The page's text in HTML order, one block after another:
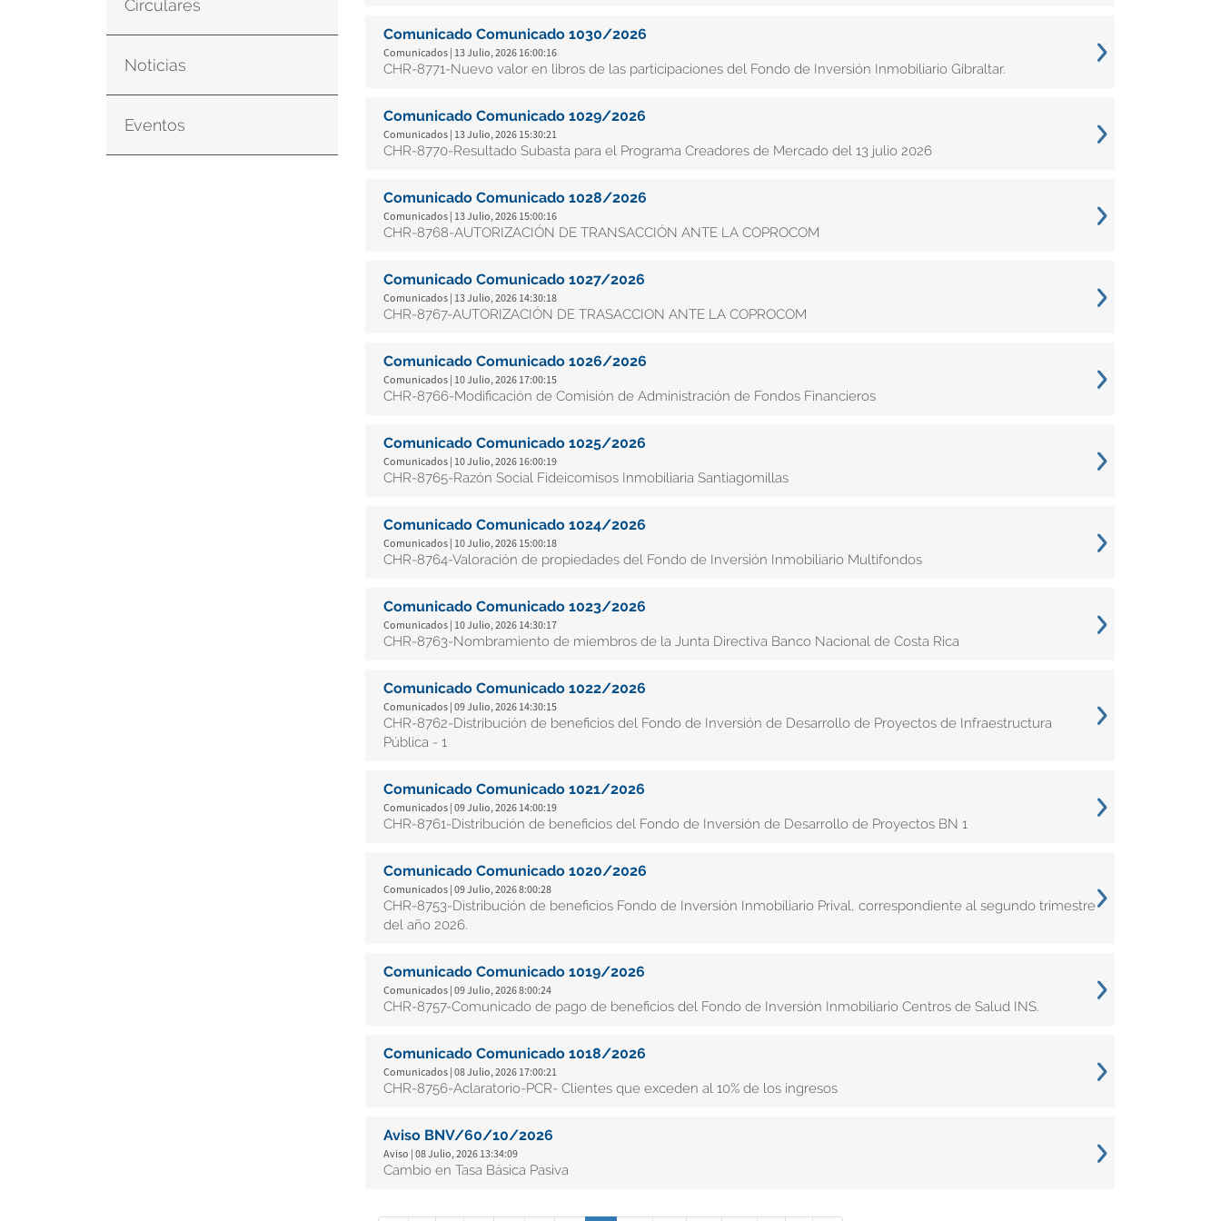
Circulares
Noticias
Eventos
Comunicado Comunicado 1030/2026
Comunicados | 13 Julio, 2026 16:00:16
CHR-8771-Nuevo valor en libros de las participaciones del Fondo de Inversión Inmobiliario Gibraltar.
Comunicado Comunicado 1029/2026
Comunicados | 13 Julio, 2026 15:30:21
CHR-8770-Resultado Subasta para el Programa Creadores de Mercado del 13 julio 2026
Comunicado Comunicado 1028/2026
Comunicados | 13 Julio, 2026 15:00:16
CHR-8768-AUTORIZACIÓN DE TRANSACCIÓN ANTE LA COPROCOM
Comunicado Comunicado 1027/2026
Comunicados | 13 Julio, 2026 14:30:18
CHR-8767-AUTORIZACIÓN DE TRASACCION ANTE LA COPROCOM
Comunicado Comunicado 1026/2026
Comunicados | 10 Julio, 2026 17:00:15
CHR-8766-Modificación de Comisión de Administración de Fondos Financieros
Comunicado Comunicado 1025/2026
Comunicados | 10 Julio, 2026 16:00:19
CHR-8765-Razón Social Fideicomisos Inmobiliaria Santiagomillas
Comunicado Comunicado 1024/2026
Comunicados | 10 Julio, 2026 15:00:18
CHR-8764-Valoración de propiedades del Fondo de Inversión Inmobiliario Multifondos
Comunicado Comunicado 1023/2026
Comunicados | 10 Julio, 2026 14:30:17
CHR-8763-Nombramiento de miembros de la Junta Directiva Banco Nacional de Costa Rica
Comunicado Comunicado 1022/2026
Comunicados | 09 Julio, 2026 14:30:15
CHR-8762-Distribución de beneficios del Fondo de Inversión de Desarrollo de Proyectos de Infraestructura
Pública - 1
Comunicado Comunicado 1021/2026
Comunicados | 09 Julio, 2026 14:00:19
CHR-8761-Distribución de beneficios del Fondo de Inversión de Desarrollo de Proyectos BN 1
Comunicado Comunicado 1020/2026
Comunicados | 09 Julio, 2026 8:00:28
CHR-8753-Distribución de beneficios Fondo de Inversión Inmobiliario Prival, correspondiente al segundo trimestre
del año 2026.
Comunicado Comunicado 1019/2026
Comunicados | 09 Julio, 2026 8:00:24
CHR-8757-Comunicado de pago de beneficios del Fondo de Inversión Inmobiliario Centros de Salud INS.
Comunicado Comunicado 1018/2026
Comunicados | 08 Julio, 2026 17:00:21
CHR-8756-Aclaratorio-PCR- Clientes que exceden al 10% de los ingresos
Aviso BNV/60/10/2026
Aviso | 08 Julio, 2026 13:34:09
Cambio en Tasa Básica Pasiva